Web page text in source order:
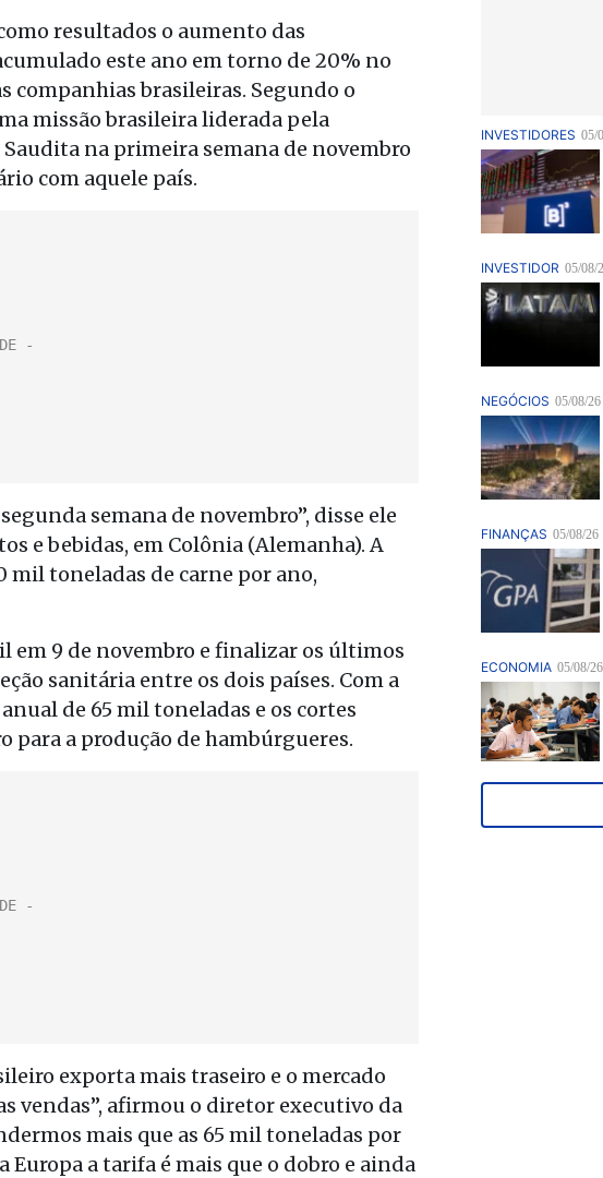
resultados o aumento das
este ano em torno de 20% no
companhias brasileiras. Segundo o
missão brasileira liderada pela
na primeira semana de novembro
com aquele país.
semana de novembro”, disse ele
e bebidas, em Colônia (Alemanha). A
mil toneladas de carne por ano,
em 9 de novembro e finalizar os últimos
sanitária entre os dois países. Com a
de 65 mil toneladas e os cortes
para a produção de hambúrgueres.
exporta mais traseiro e o mercado
vendas”, afirmou o diretor executivo da
mais que as 65 mil toneladas por
Europa a tarifa é mais que o dobro e ainda